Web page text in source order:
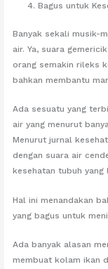
Bagus untuk
Banyak sekali musik-
air. Ya, suara
orang semakin rileks
bahkan membantu
Ada sesuatu yang
air yang menurut
Menurut jurnal
dengan suara air
kesehatan tubuh yang
Hal ini menandakan
yang bagus untuk
Ada banyak alasan
membuat kolam ikan